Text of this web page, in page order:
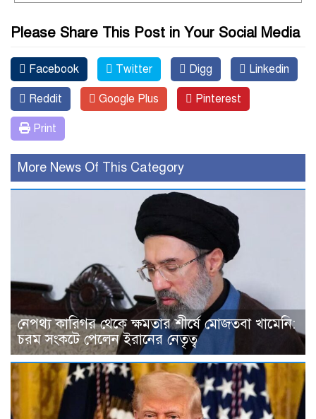
Please Share This Post in Your Social Media
Facebook Twitter Digg Linkedin
Reddit Google Plus Pinterest
Print
More News Of This Category
নেপথ্য কারিগর থেকে ক্ষমতার শীর্ষে মোজতবা খামেনি:
চরম সংকটে পেলেন ইরানের নেতৃত্ব